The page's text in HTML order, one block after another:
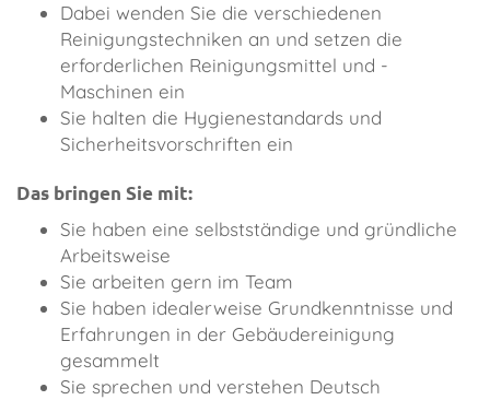
Dabei wenden Sie die verschiedenen
Reinigungstechniken an und setzen die
erforderlichen Reinigungsmittel und -
Maschinen ein
Sie halten die Hygienestandards und
Sicherheitsvorschriften ein
Das bringen Sie mit:
Sie haben eine selbstständige und gründliche
Arbeitsweise
Sie arbeiten gern im Team
Sie haben idealerweise Grundkenntnisse und
Erfahrungen in der Gebäudereinigung
gesammelt
Sie sprechen und verstehen Deutsch